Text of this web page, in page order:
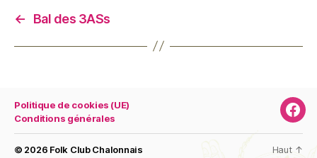
← Bal des 3ASs
Politique de cookies (UE)
Conditions générales
Page
© 2026 Folk Club Chalonnais Haut ↑